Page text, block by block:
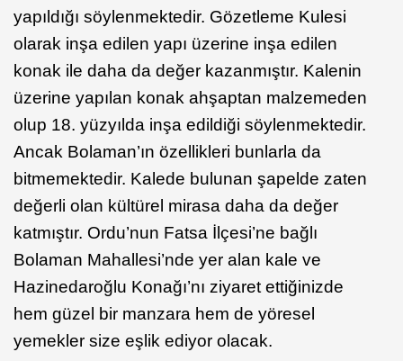
yapıldığı söylenmektedir. Gözetleme Kulesi
olarak inşa edilen yapı üzerine inşa edilen
konak ile daha da değer kazanmıştır. Kalenin
üzerine yapılan konak ahşaptan malzemeden
olup 18. yüzyılda inşa edildiği söylenmektedir.
Ancak Bolaman’ın özellikleri bunlarla da
bitmemektedir. Kalede bulunan şapelde zaten
değerli olan kültürel mirasa daha da değer
katmıştır. Ordu’nun Fatsa İlçesi’ne bağlı
Bolaman Mahallesi’nde yer alan kale ve
Hazinedaroğlu Konağı’nı ziyaret ettiğinizde
hem güzel bir manzara hem de yöresel
yemekler size eşlik ediyor olacak.